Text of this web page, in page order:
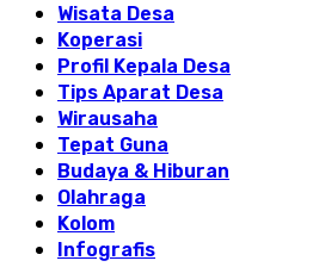
Wisata Desa
Koperasi
Profil Kepala Desa
Tips Aparat Desa
Wirausaha
Tepat Guna
Budaya & Hiburan
Olahraga
Kolom
Infografis